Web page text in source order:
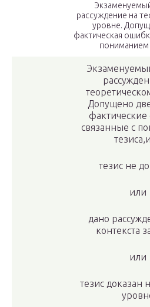
рассуждение на
уровне.
фактическая
пониманием
Допущено
связанные с
тезис не
или
дано
контекста
или
тезис доказан